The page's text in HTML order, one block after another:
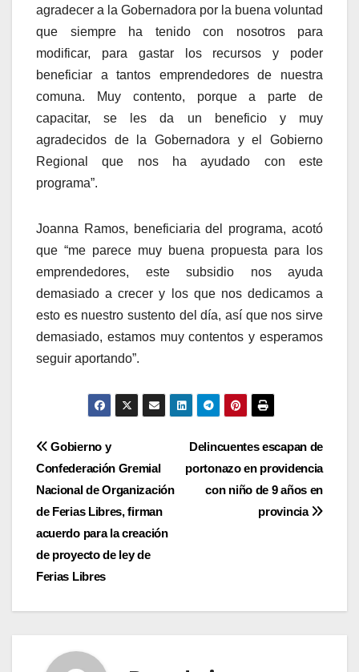
agradecer a la Gobernadora por la buena voluntad
que siempre ha tenido con nosotros para
modificar, para gastar los recursos y poder
beneficiar a tantos emprendedores de nuestra
comuna. Muy contento, porque a parte de
capacitar, se les da un beneficio y muy
agradecidos de la Gobernadora y el Gobierno
Regional que nos ha ayudado con este
programa”.
Joanna Ramos, beneficiaria del programa, acotó
que “me parece muy buena propuesta para los
emprendedores, este subsidio nos ayuda
demasiado a crecer y los que nos dedicamos a
esto es nuestro sustento del día, así que nos sirve
demasiado, estamos muy contentos y esperamos
seguir aportando”.
Navegación
de
entradas
Delincuentes escapan de
portonazo en providencia
con niño de 9 años en
provincia
Gobierno y
Confederación Gremial
Nacional de Organización
de Ferias Libres, firman
acuerdo para la creación
de proyecto de ley de
Ferias Libres